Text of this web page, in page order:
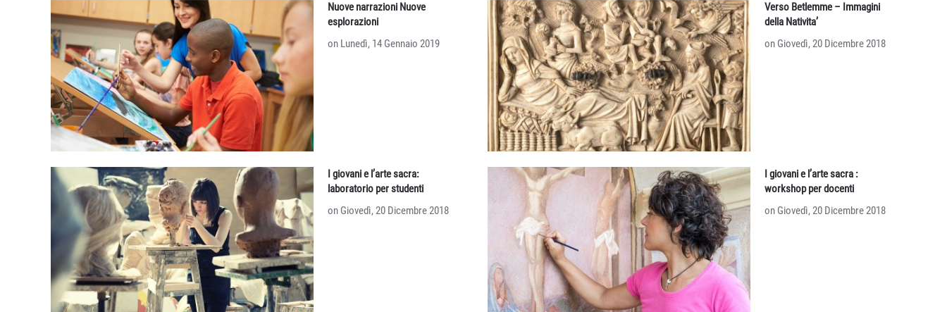
Nuove narrazioni Nuove
esplorazioni
on Lunedì, 14 Gennaio 2019
I giovani e l’arte sacra:
laboratorio per studenti
on Giovedì, 20 Dicembre 2018
Verso Betlemme – Immagini
della Nativita’
on Giovedì, 20 Dicembre 2018
I giovani e l’arte sacra :
workshop per docenti
on Giovedì, 20 Dicembre 2018